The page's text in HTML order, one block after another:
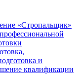
«Стропальщик»
и
квалификации